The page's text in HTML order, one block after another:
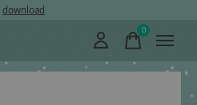
download
0items